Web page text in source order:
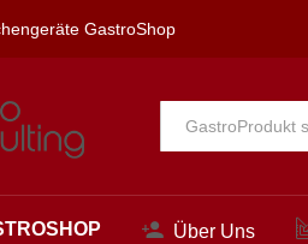
GastroShop
Alle
Über Uns